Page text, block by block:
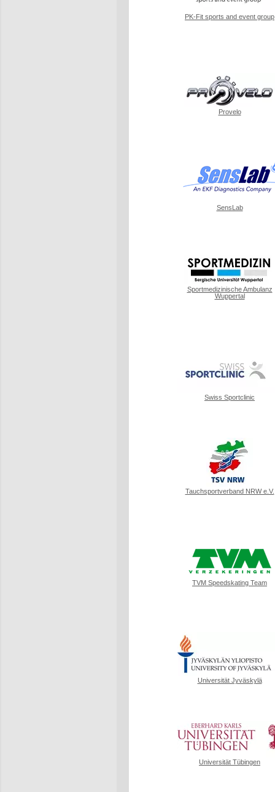
PK-Fit sports and event group
Provelo
SensLab
Sportmedizinische Ambulanz
Wuppertal
Swiss Sportclinic
Tauchsportverband NRW e.V.
TVM Speedskating Team
Universität Jyväskylä
Universität Tübingen